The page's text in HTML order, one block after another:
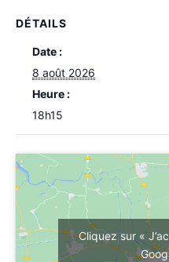
DÉTAILS
Date :
8 août 2026
Heure :
18h15
Cliquez sur «